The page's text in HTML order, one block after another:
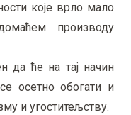
које врло мало
производу
да ће на тај начин
осетно обогати и
и угоститељству.